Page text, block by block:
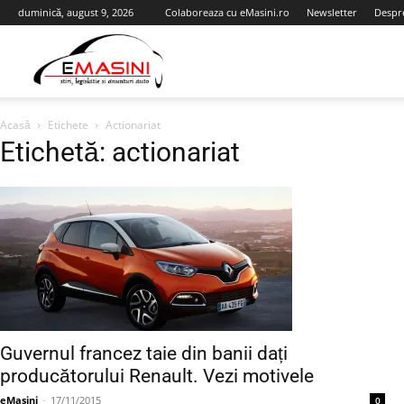
duminică, august 9, 2026 Colaboreaza cu eMasini.ro Newsletter
Acasă Etichete Actionariat
Etichetă: actionariat
Guvernul francez taie din banii dați
producătorului Renault. Vezi motivele
eMasini - 17/11/2015 0